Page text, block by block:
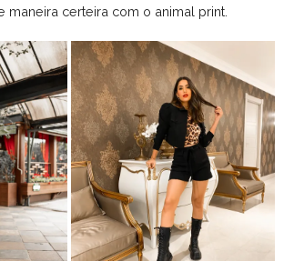
maneira certeira com o animal print.